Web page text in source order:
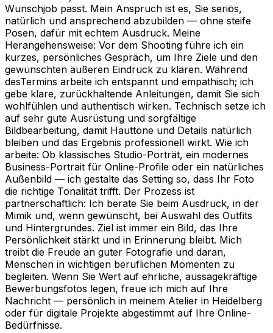
Wunschjob passt. Mein Anspruch ist es, Sie seriös,
natürlich und ansprechend abzubilden — ohne steife
Posen, dafür mit echtem Ausdruck. Meine
Herangehensweise: Vor dem Shooting führe ich ein
kurzes, persönliches Gespräch, um Ihre Ziele und den
gewünschten äußeren Eindruck zu klären. Während
desTermins arbeite ich entspannt und empathisch; ich
gebe klare, zurückhaltende Anleitungen, damit Sie sich
wohlfühlen und authentisch wirken. Technisch setze ich
auf sehr gute Ausrüstung und sorgfältige
Bildbearbeitung, damit Hauttöne und Details natürlich
bleiben und das Ergebnis professionell wirkt. Wie ich
arbeite: Ob klassisches Studio-Porträt, ein modernes
Business-Portrait für Online-Profile oder ein natürliches
Außenbild — ich gestalte das Setting so, dass Ihr Foto
die richtige Tonalität trifft. Der Prozess ist
partnerschaftlich: Ich berate Sie beim Ausdruck, in der
Mimik und, wenn gewünscht, bei Auswahl des Outfits
und Hintergrundes. Ziel ist immer ein Bild, das Ihre
Persönlichkeit stärkt und in Erinnerung bleibt. Mich
treibt die Freude an guter Fotografie und daran,
Menschen in wichtigen beruflichen Momenten zu
begleiten. Wenn Sie Wert auf ehrliche, aussagekräftige
Bewerbungsfotos legen, freue ich mich auf Ihre
Nachricht — persönlich in meinem Atelier in Heidelberg
oder für digitale Projekte abgestimmt auf Ihre Online-
Bedürfnisse.